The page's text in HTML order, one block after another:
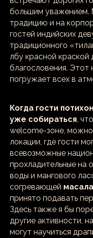
большим уважением.
традицию и на
гостей индийских
традиционного
лбу красной краской
благословения.
погружает всех в
Когда гости
уже собираться,
welcome-зоне, можно
локации, где гости
всевозможные
прохладительные на
воды и мангового
согревающей
принято подавать
Здесь также я бы
другие активности,
могут научиться